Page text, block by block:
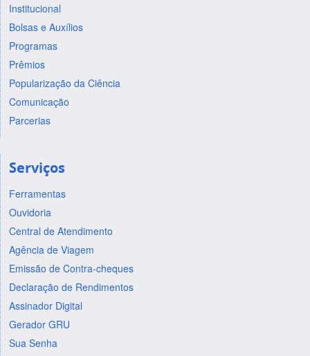
Institucional
Bolsas e Auxílios
Programas
Prêmios
Popularização da Ciência
Comunicação
Parcerias
Serviços
Ferramentas
Ouvidoria
Central de Atendimento
Agência de Viagem
Emissão de Contra-cheques
Declaração de Rendimentos
Assinador Digital
Gerador GRU
Sua Senha